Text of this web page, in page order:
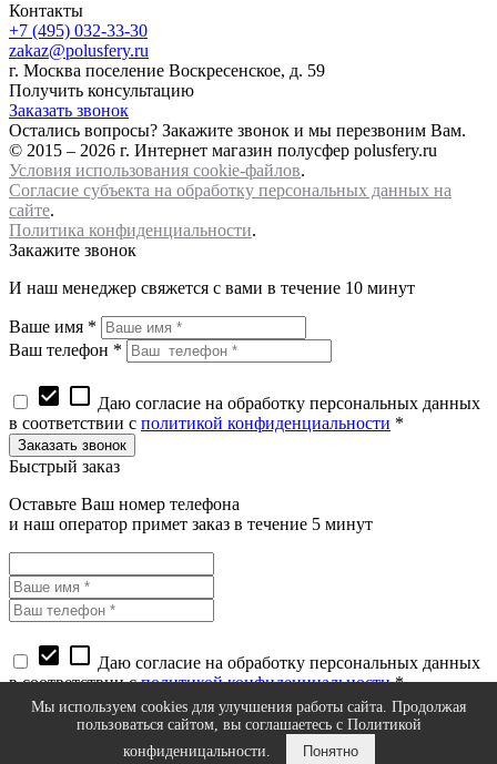
Контакты
+7 (495) 032-33-30
zakaz@polusfery.ru
г. Москва поселение Воскресенское, д. 59
Получить консультацию
Заказать звонок
Остались вопросы? Закажите звонок и мы перезвоним Вам.
© 2015 – 2026 г. Интернет магазин полусфер polusfery.ru
Условия использования cookie-файлов.
Согласие субъекта на обработку персональных данных на
сайте.
Политика конфиденциальности.
Закажите звонок
И наш менеджер свяжется с вами в течение 10 минут
Ваше имя *
Ваш телефон *
check_box check_box_outline_blank Даю согласие на обработку персональных данных
в соответствии с политикой конфиденциальности *
Быстрый заказ
Оставьте Ваш номер телефона
и наш оператор примет заказ в течение 5 минут
check_box check_box_outline_blank Даю согласие на обработку персональных данных
в соответствии сполитикой конфиденциальности*
Мы используем cookies для улучшения работы сайта. Продолжая
пользоваться сайтом, вы соглашаетесь с Политикой
конфиденицальности.
Понятно